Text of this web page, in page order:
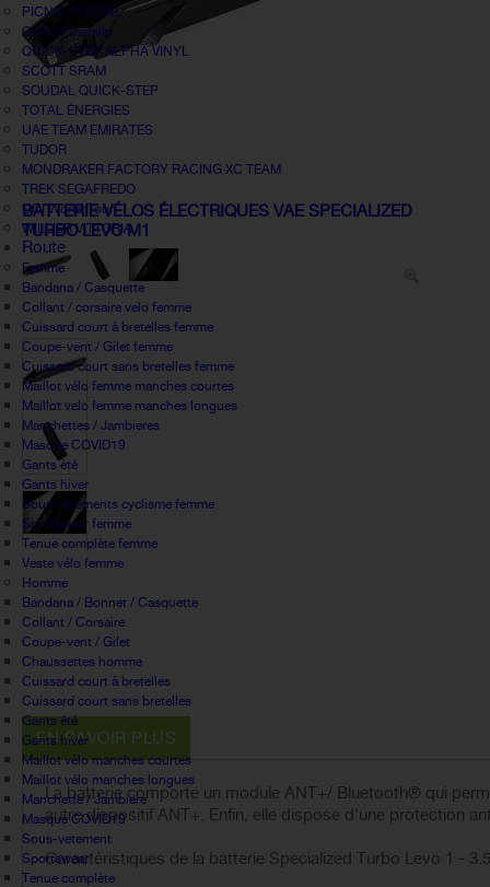
PICNIC POSTNL
Q36.5 Pinarello
QUICK-STEP ALPHA VINYL
SCOTT SRAM
SOUDAL QUICK-STEP
TOTAL ÉNERGIES
UAE TEAM EMIRATES
TUDOR
MONDRAKER FACTORY RACING XC TEAM
TREK SEGAFREDO
UCI World Tour
WILLIER VITTORIA
Route
Femme
Bandana / Casquette
Collant / corsaire velo femme
Cuissard court à bretelles femme
Coupe-vent / Gilet femme
Cuissard court sans bretelles femme
Maillot vélo femme manches courtes
Maillot velo femme manches longues
Manchettes / Jambieres
Masque COVID19
Gants été
Gants hiver
Sous-vêtements cyclisme femme
Sportswear femme
Tenue complète femme
Veste vélo femme
Homme
Bandana / Bonnet / Casquette
Collant / Corsaire
Coupe-vent / Gilet
Chaussettes homme
Cuissard court à bretelles
Cuissard court sans bretelles
Gants été
Gants hiver
Maillot vélo manches courtes
Maillot vélo manches longues
Manchette / Jambiere
Masque COVID19
Sous-vetement
Sportswear
Tenue complète
BATTERIE VÉLOS ÉLECTRIQUES VAE SPECIALIZED
TURBO LEVO M1
EN SAVOIR PLUS
La batterie comporte un module ANT+/ Bluetooth® qui
autre dispositif ANT+. Enfin, elle dispose d'une protection
Caractéristiques de la batterie Specialized Turbo Levo 1 -